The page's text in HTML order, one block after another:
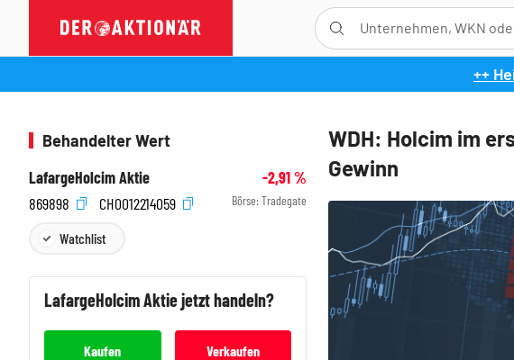
++
WDH: Holcim im
Gewinn
Behandelter Wert
LafargeHolcim Aktie
-2,91%
869898
CH0012214059 Börse: Tradegate
Watchlist
LafargeHolcimAktie jetzt handeln?
Kaufen Verkaufen